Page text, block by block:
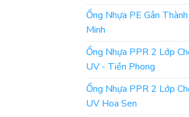
Ống Nhựa PE Gân
Minh
Ống Nhựa PPR 2 Lớp
UV - Tiền Phong
Ống Nhựa PPR 2 Lớp
UV Hoa Sen